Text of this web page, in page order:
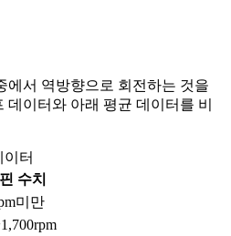
에서 역방향으로 회전하는 것을
데이터와 아래 평균 데이터를 비
터
수치
미만